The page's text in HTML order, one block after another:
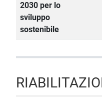
2030 per lo
sviluppo
sostenibile